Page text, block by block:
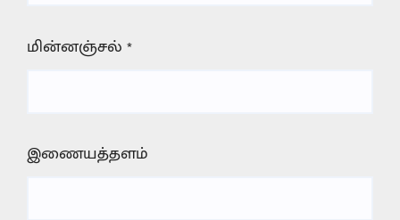
மின்னஞ்சல்*
இணையத்தளம்